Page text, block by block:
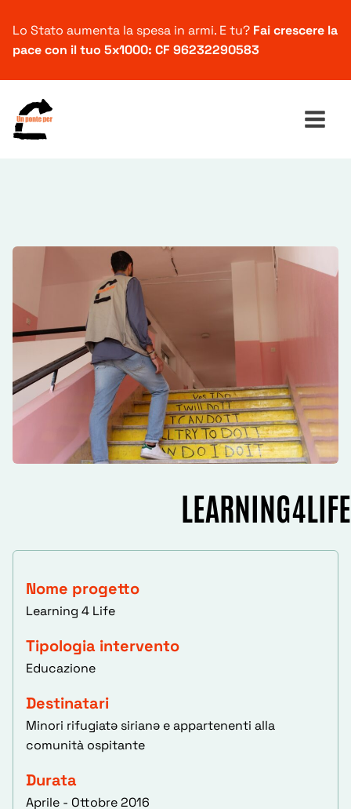
Lo Stato aumenta la spesa in armi. E tu? Fai crescere la
pace con il tuo 5x1000: CF 96232290583
LEARNING4LIFE
Nome progetto
Learning 4 Life
Tipologia intervento
Educazione
Destinatari
Minori rifugiatə sirianə e appartenenti alla
comunità ospitante
Durata
Aprile - Ottobre 2016